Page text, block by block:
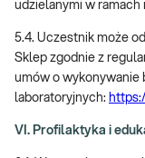
udzielanymi w ramach
5.4. Uczestnik może
Sklep zgodnie z
umów o wykonywanie
laboratoryjnych:
VI. Profilaktyka i